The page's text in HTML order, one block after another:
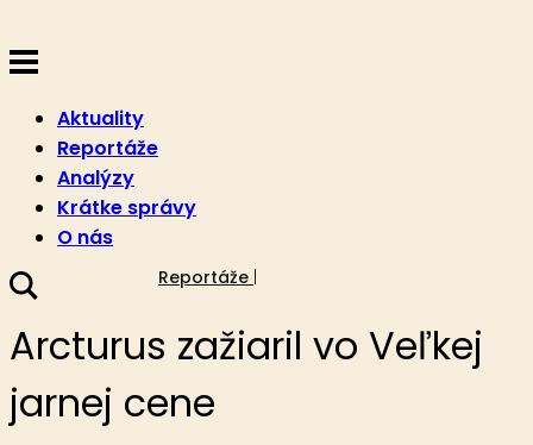
Aktuality
Reportáže
Analýzy
Krátke správy
O nás
Reportáže
Arcturus zažiaril vo Veľkej
jarnej cene